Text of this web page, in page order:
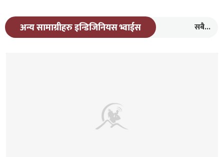
अन्य सामाग्रीहरु इन्डिजिनियस भ्वाईस सबै...